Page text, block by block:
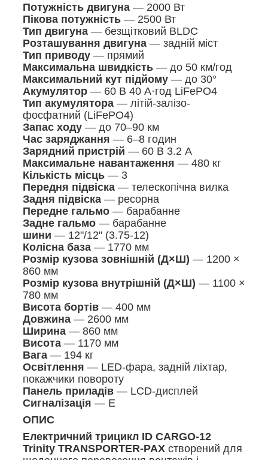
Потужність двигуна — 2000 Вт
Пікова потужність — 2500 Вт
Тип двигуна — безщітковий BLDC
Розташування двигуна — задній міст
Тип приводу — прямий
Максимальна швидкість — до 50 км/год
Максимальний кут підйому — до 30°
Акумулятор — 60 В 40 А·год LiFePO4
Тип акумулятора — літій-залізо-
фосфатний (LiFePO4)
Запас ходу — до 70–90 км
Час заряджання — 6–8 годин
Зарядний пристрій — 60 В 3.2 А
Максимальне навантаження — 480 кг
Кількість місць — 3
Передня підвіска — телескопічна вилка
Задня підвіска — ресорна
Передне гальмо — барабанне
Задне гальмо — барабанне
шини — 12"/12" (3.75-12)
Колісна база — 1770 мм
Розмір кузова зовнішній (Д×Ш) — 1200 ×
860 мм
Розмір кузова внутрішній (Д×Ш) — 1100 ×
780 мм
Висота бортів — 400 мм
Довжина — 2600 мм
Ширина — 860 мм
Висота — 1170 мм
Вага — 194 кг
Освітлення — LED-фара, задній ліхтар,
покажчики повороту
Панель приладів — LCD-дисплей
Сигналізація — Е
ОПИС
Електричний трицикл ID CARGO-12
Trinity TRANSPORTER-PAX створений для